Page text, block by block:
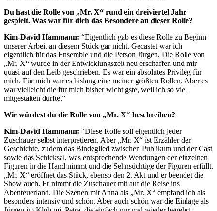
Du hast die Rolle von „Mr. X“ rund ein dreiviertel Jahr
gespielt. Was war für dich das Besondere an dieser Rolle?
Kim-David Hammann: “Eigentlich gab es diese Rolle zu Beginn
unserer Arbeit an diesem Stück gar nicht. Gecastet war ich
eigentlich für das Ensemble und die Person Jürgen. Die Rolle von
„Mr. X“ wurde in der Entwicklungszeit neu erschaffen und mir
quasi auf den Leib geschrieben. Es war ein absolutes Privileg für
mich. Für mich war es bislang eine meiner größten Rollen. Aber es
war vielleicht die für mich bisher wichtigste, weil ich so viel
mitgestalten durfte.”
Wie würdest du die Rolle von „Mr. X“ beschreiben?
Kim-David Hammann: “Diese Rolle soll eigentlich jeder
Zuschauer selbst interpretieren. Aber „Mr. X“ ist Erzähler der
Geschichte, zudem das Bindeglied zwischen Publikum und der Cast
sowie das Schicksal, was entsprechende Wendungen der einzelnen
Figuren in die Hand nimmt und die Sehnsüchtige der Figuren erfüllt.
„Mr. X“ eröffnet das Stück, ebenso den 2. Akt und er beendet die
Show auch. Er nimmt die Zuschauer mit auf die Reise ins
Abenteuerland. Die Szenen mit Anna als „Mr. X“ empfand ich als
besonders intensiv und schön. Aber auch schön war die Einlage als